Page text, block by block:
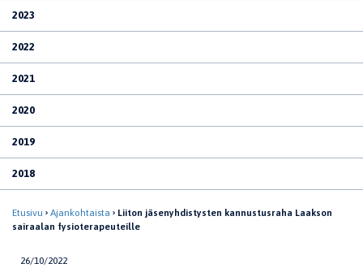
2023
2022
2021
2020
2019
2018
Etusivu Ajankohtaista
Liiton jäsenyhdistysten kannustusraha Laakson
sairaalan fysioterapeuteille
26/10/2022